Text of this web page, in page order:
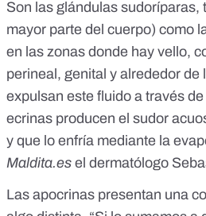
Son las glándulas sudoríparas,
mayor parte del cuerpo) como
en las zonas donde hay vello,
perineal, genital y alrededor de
expulsan este fluido a través
ecrinas producen el sudor
y que lo enfría mediante la
Maldita.es el dermatólogo
Las apocrinas presentan una